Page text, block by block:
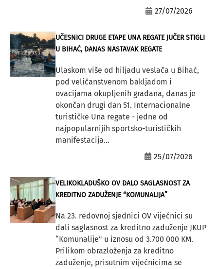
27/07/2026
UČESNICI DRUGE ETAPE UNA REGATE JUČER STIGLI
U BIHAĆ, DANAS NASTAVAK REGATE
Ulaskom više od hiljadu veslača u Bihać,
pod veličanstvenom bakljadom i
ovacijama okupljenih građana, danas je
okončan drugi dan 51. Internacionalne
turističke Una regate - jedne od
najpopularnijih sportsko-turističkih
manifestacija...
25/07/2026
VELIKOKLADUŠKO OV DALO SAGLASNOST ZA
KREDITNO ZADUŽENJE “KOMUNALIJA”
Na 23. redovnoj sjednici OV vijećnici su
dali saglasnost za kreditno zaduženje JKUP
“Komunalije” u iznosu od 3.700 000 KM.
Prilikom obrazloženja za kreditno
zaduženje, prisutnim vijećnicima se